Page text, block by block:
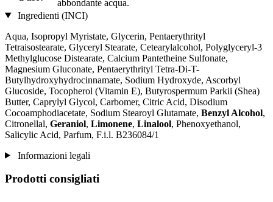
abbondante acqua.
Ingredienti (INCI)
Aqua, Isopropyl Myristate, Glycerin, Pentaerythrityl
Tetraisostearate, Glyceryl Stearate, Cetearylalcohol, Polyglyceryl-3
Methylglucose Distearate, Calcium Pantetheine Sulfonate,
Magnesium Gluconate, Pentaerythrityl Tetra-Di-T-
Butylhydroxyhydrocinnamate, Sodium Hydroxyde, Ascorbyl
Glucoside, Tocopherol (Vitamin E), Butyrospermum Parkii (Shea)
Butter, Caprylyl Glycol, Carbomer, Citric Acid, Disodium
Cocoamphodiacetate, Sodium Stearoyl Glutamate, Benzyl Alcohol,
Citronellal, Geraniol, Limonene, Linalool, Phenoxyethanol,
Salicylic Acid, Parfum, F.i.l. B236084/1
Informazioni legali
Prodotti consigliati